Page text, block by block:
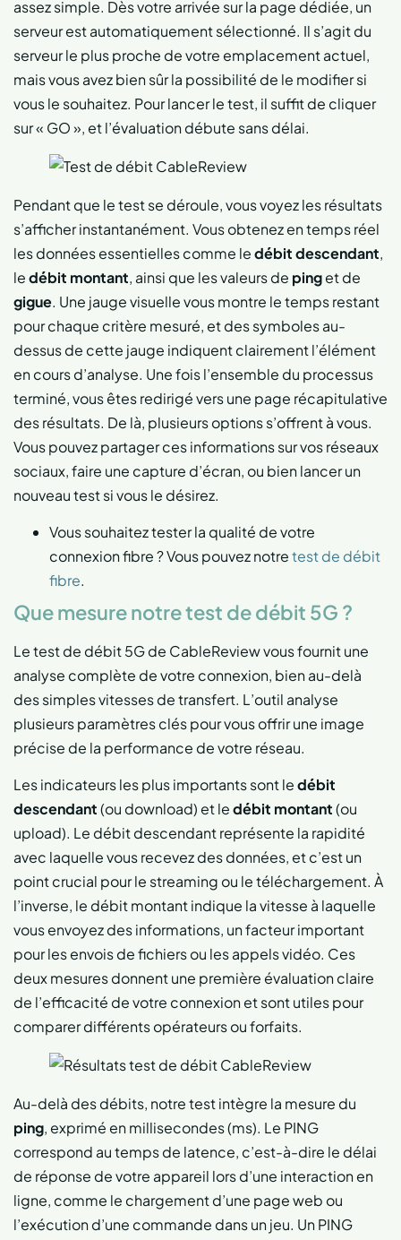
assez simple. Dès votre arrivée sur la page dédiée, un
serveur est automatiquement sélectionné. Il s’agit du
serveur le plus proche de votre emplacement actuel,
mais vous avez bien sûr la possibilité de le modifier si
vous le souhaitez. Pour lancer le test, il suffit de cliquer
sur « GO », et l’évaluation débute sans délai.
Pendant que le test se déroule, vous voyez les résultats
s’afficher instantanément. Vous obtenez en temps réel
les données essentielles comme ledébit descendant,
ledébit montant, ainsi que les valeurs de pinget de
gigue. Une jauge visuelle vous montre le temps restant
pour chaque critère mesuré, et des symboles au-
dessus de cette jauge indiquent clairement l’élément
en cours d’analyse. Une fois l’ensemble du processus
terminé, vous êtes redirigé vers une page récapitulative
des résultats. De là, plusieurs options s’offrent à vous.
Vous pouvez partager ces informations sur vos réseaux
sociaux, faire une capture d’écran, ou bien lancer un
nouveau test si vous le désirez.
Vous souhaitez tester la qualité de votre
connexion fibre ? Vous pouvez notretest de débit
fibre.
Que mesure notre test de débit 5G ?
Le test de débit 5G de CableReview vous fournit une
analyse complète de votre connexion, bien au-delà
des simples vitesses de transfert. L’outil analyse
plusieurs paramètres clés pour vous offrir une image
précise de la performance de votre réseau.
Les indicateurs les plus importants sont ledébit
descendant(ou download) et ledébit montant(ou
upload). Le débit descendant représente la rapidité
avec laquelle vous recevez des données, et c’est un
point crucial pour le streaming ou le téléchargement. À
l’inverse, le débit montant indique la vitesse à laquelle
vous envoyez des informations, un facteur important
pour les envois de fichiers ou les appels vidéo. Ces
deux mesures donnent une première évaluation claire
de l’efficacité de votre connexion et sont utiles pour
comparer différents opérateurs ou forfaits.
Au-delà des débits, notre test intègre la mesure du
ping, exprimé en millisecondes (ms). Le PING
correspond au temps de latence, c’est-à-dire le délai
de réponse de votre appareil lors d’une interaction en
ligne, comme le chargement d’une page web ou
l’exécution d’une commande dans un jeu. Un PING